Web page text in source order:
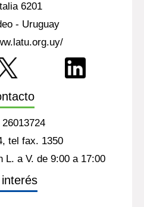
6201
- Uruguay
tel fax. 1350
L. a V. de 9:00 a 17:00